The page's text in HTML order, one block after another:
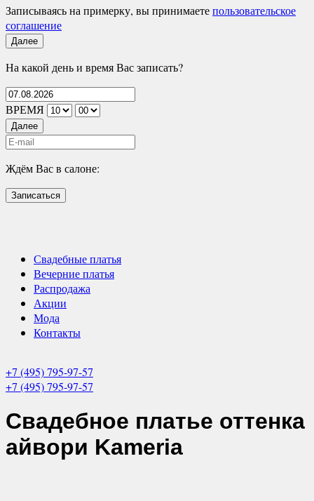
Записываясь на примерку, вы принимаетепользовательское
соглашение
Далее
На какой день и время Вас записать?
ВРЕМЯ
Далее
Ждём Вас в салоне:
Записаться
Свадебные платья
Вечерние платья
Распродажа
Акции
Мода
Контакты
+7 (495) 795-97-57
+7 (495) 795-97-57
Свадебное платье оттенка
айвори Kameria